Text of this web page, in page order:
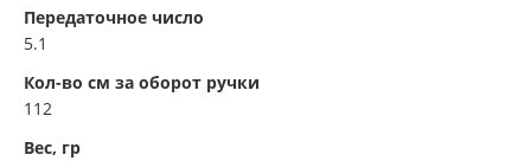
Передаточное число
5.1
Кол-во см за оборот ручки
112
Вес, гр